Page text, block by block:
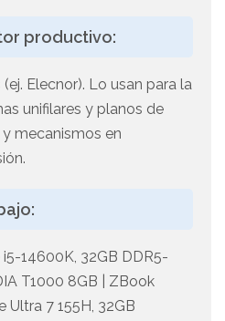
productivo:
Elecnor). Lo usan para la
unifilares y planos de
mecanismos en
14600K, 32GB DDR5-
T1000 8GB | ZBook
Ultra 7 155H, 32GB